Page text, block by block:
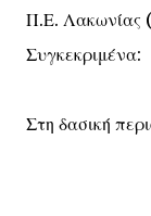
Π.Ε.
Συγκεκριμένα:
Στη δασική